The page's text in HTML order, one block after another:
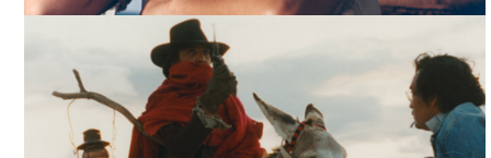
LA ORILLA DE LA TIERRA, TOMADA DE CCC